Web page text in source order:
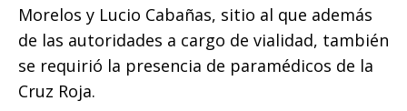
Morelos y Lucio Cabañas, sitio al que además
de las autoridades a cargo de vialidad, también
se requirió la presencia de paramédicos de la
Cruz Roja.